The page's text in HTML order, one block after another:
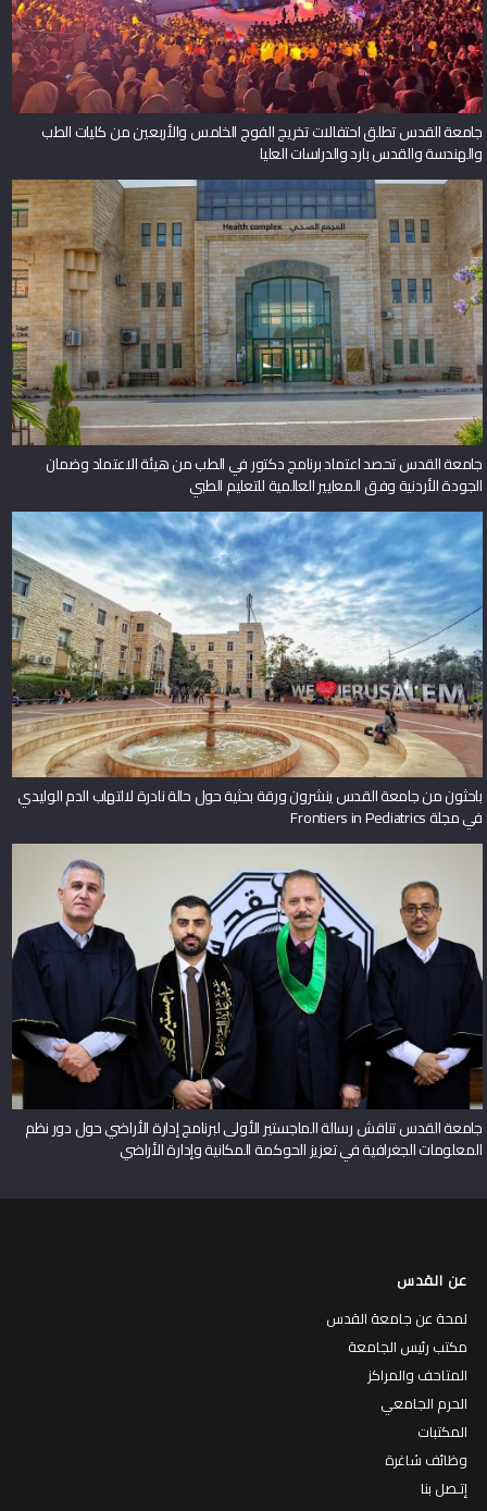
جامعة القدس تطلق احتفالات تخريج الفوج الخامس والأربعين من كليات الطب
والهندسة والقدس بارد والدراسات العليا
جامعة القدس تحصد اعتماد برنامج دكتور في الطب من هيئة الاعتماد وضمان
الجودة الأردنية وفق المعايير العالمية للتعليم الطبي
باحثون من جامعة القدس ينشرون ورقة بحثية حول حالة نادرة لالتهاب الدم الوليدي
في مجلة Frontiers in Pediatrics
جامعة القدس تناقش رسالة الماجستير الأولى لبرنامج إدارة الأراضي حول دور نظم
المعلومات الجغرافية في تعزيز الحوكمة المكانية وإدارة الأراضي
عن القدس
لمحة عن جامعة القدس
مكتب رئيس الجامعة
المتاحف والمراكز
الحرم الجامعي
المكتبات
وظائف شاغرة
إتـصل بنا